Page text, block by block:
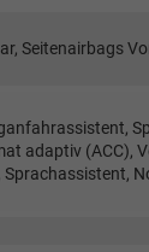
Seitenairbags
adaptiv (ACC),